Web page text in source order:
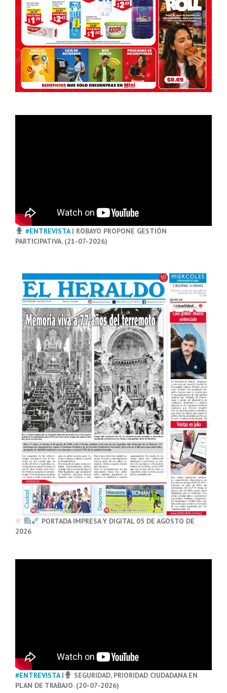
#ENTREVISTA| ROBAYO PROPONE GESTIÓN
PARTICIPATIVA. (21-07-2026)
PORTADA IMPRESA Y DIGITAL 05 DE AGOSTO DE
2026
#ENTREVISTA|
SEGURIDAD, PRIORIDAD CIUDADANA EN
PLAN DE TRABAJO. (20-07-2026)